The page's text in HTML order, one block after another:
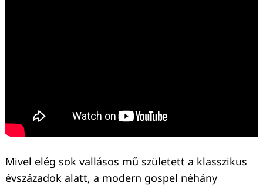
Mivel elég sok vallásos mű született a klasszikus
évszázadok alatt, a modern gospel néhány